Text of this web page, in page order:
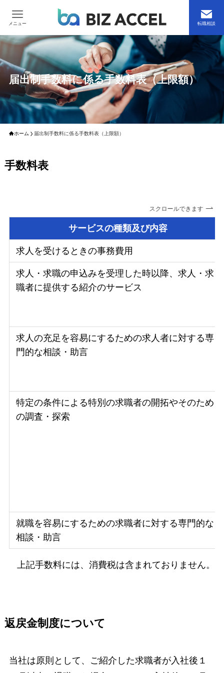
転職相談
メニュー
届出制手数料に係る手数料表（上限額）
ホーム 届出制手数料に係る手数料表（上限額）
手数料表
スクロールできます
サービスの種類及び内容
求人を受けるときの事務費用
求人・求職の申込みを受理した時以降、求人・求
職者に提供する紹介のサービス
求人の充足を容易にするための求人者に対する専
門的な相談・助言
特定の条件による特別の求職者の開拓やそのため
の調査・探索
就職を容易にするための求職者に対する専門的な
相談・助言
上記手数料には、消費税は含まれておりません。
返戻金制度について
当社は原則として、ご紹介した求職者が入社後１